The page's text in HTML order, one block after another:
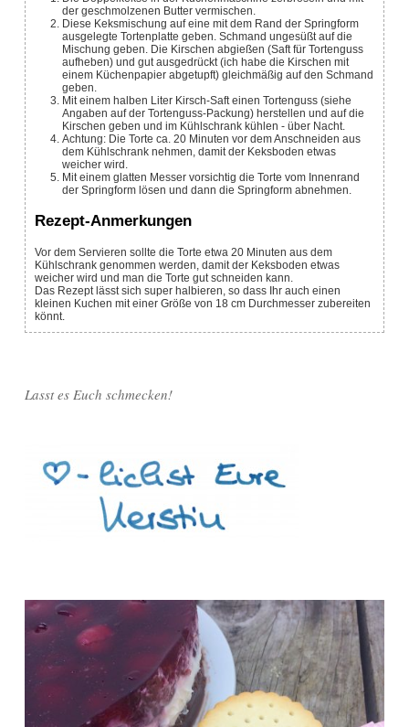
der geschmolzenen Butter vermischen.
Diese Keksmischung auf eine mit dem Rand der Springform
ausgelegte Tortenplatte geben. Schmand ungesüßt auf die
Mischung geben. Die Kirschen abgießen (Saft für Tortenguss
aufheben) und gut ausgedrückt (ich habe die Kirschen mit
einem Küchenpapier abgetupft) gleichmäßig auf den Schmand
geben.
Mit einem halben Liter Kirsch-Saft einen Tortenguss (siehe
Angaben auf der Tortenguss-Packung) herstellen und auf die
Kirschen geben und im Kühlschrank kühlen - über Nacht.
Achtung: Die Torte ca. 20 Minuten vor dem Anschneiden aus
dem Kühlschrank nehmen, damit der Keksboden etwas
weicher wird.
Mit einem glatten Messer vorsichtig die Torte vom Innenrand
der Springform lösen und dann die Springform abnehmen.
Rezept-Anmerkungen
Vor dem Servieren sollte die Torte etwa 20 Minuten aus dem
Kühlschrank genommen werden, damit der Keksboden etwas
weicher wird und man die Torte gut schneiden kann.
Das Rezept lässt sich super halbieren, so dass Ihr auch einen
kleinen Kuchen mit einer Größe von 18 cm Durchmesser zubereiten
könnt.
Lasst es Euch schmecken!